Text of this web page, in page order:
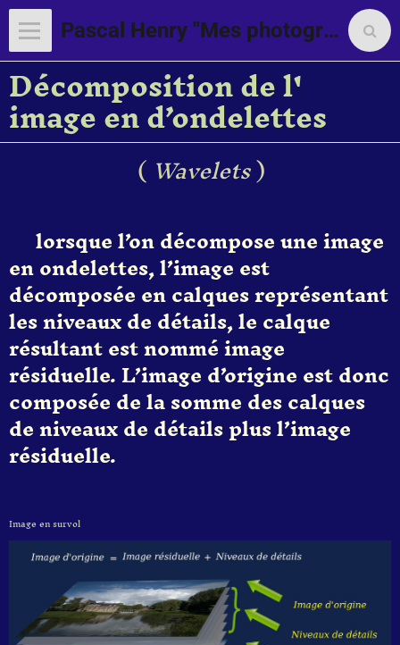
Pascal Henry "Mes photographies"
Décomposition de l'
image en d’ondelettes
(Wavelets)
lorsque l’on décompose une image
en ondelettes, l’image est
décomposée en calques représentant
les niveaux de détails, le calque
résultant est nommé image
résiduelle. L’image d’origine est donc
composée de la somme des calques
de niveaux de détails plus l’image
résiduelle.
Image en survol